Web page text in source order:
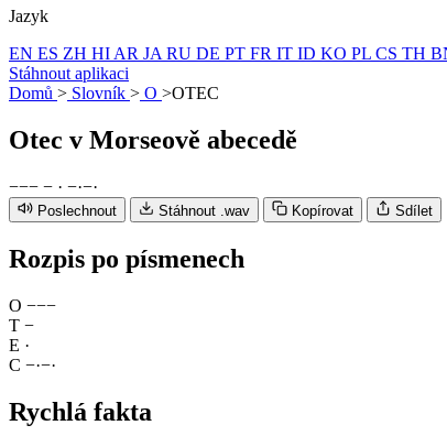
Jazyk
EN ES ZH HI AR JA RU DE PT FR IT ID KO PL CS TH
Stáhnout aplikaci
Domů > Slovník > O >OTEC
Otec v Morseově abecedě
−−− − · −·−·
Poslechnout Stáhnout .wav Kopírovat Sdílet
Rozpis po písmenech
O −−−
T −
E ·
C −·−·
Rychlá fakta